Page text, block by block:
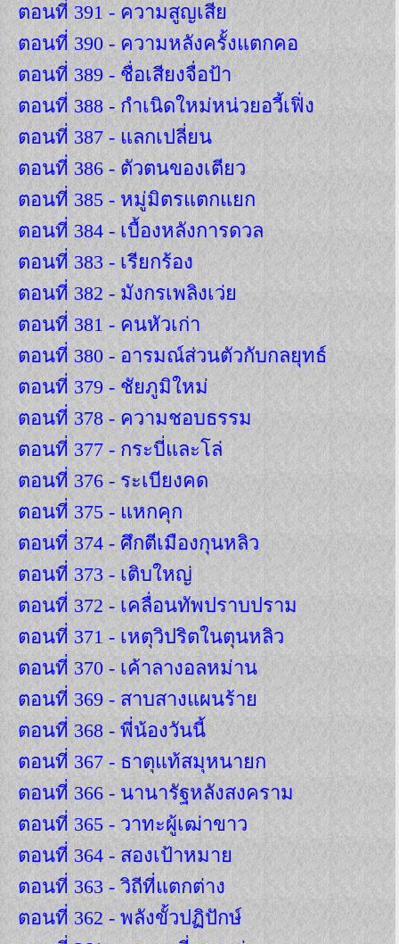
ตอนที่ 391 - ความสูญเสีย
ตอนที่ 390 - ความหลังครั้งแตกคอ
ตอนที่ 389 - ชื่อเสียงจื่อป้า
ตอนที่ 388 - กำเนิดใหม่หน่วยอวี้เฟิ่ง
ตอนที่ 387 - แลกเปลี่ยน
ตอนที่ 386 - ตัวตนของเตียว
ตอนที่ 385 - หมู่มิตรแตกแยก
ตอนที่ 384 - เบื้องหลังการดวล
ตอนที่ 383 - เรียกร้อง
ตอนที่ 382 - มังกรเพลิงเว่ย
ตอนที่ 381 - คนหัวเก่า
ตอนที่ 380 - อารมณ์ส่วนตัวกับกลยุทธ์
ตอนที่ 379 - ชัยภูมิใหม่
ตอนที่ 378 - ความชอบธรรม
ตอนที่ 377 - กระบี่และโล่
ตอนที่ 376 - ระเบียงคด
ตอนที่ 375 - แหกคุก
ตอนที่ 374 - ศึกตีเมืองกุนหลิว
ตอนที่ 373 - เติบใหญ่
ตอนที่ 372 - เคลื่อนทัพปราบปราม
ตอนที่ 371 - เหตุวิปริตในตุนหลิว
ตอนที่ 370 - เค้าลางอลหม่าน
ตอนที่ 369 - สาบสางแผนร้าย
ตอนที่ 368 - พี่น้องวันนี้
ตอนที่ 367 - ธาตุแท้สมุหนายก
ตอนที่ 366 - นานารัฐหลังสงคราม
ตอนที่ 365 - วาทะผู้เฒ่าขาว
ตอนที่ 364 - สองเป้าหมาย
ตอนที่ 363 - วิถีที่แตกต่าง
ตอนที่ 362 - พลังขั้วปฏิปักษ์